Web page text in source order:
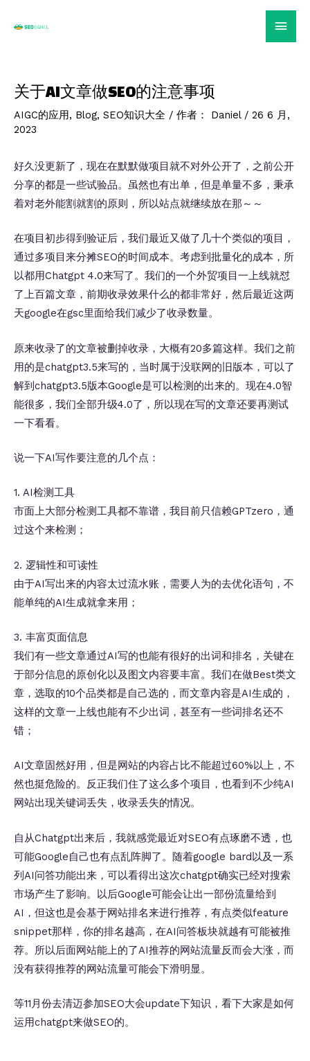
主
关于AI文章做SEO的注意事项
AIGC的应用, Blog, SEO知识大全 / 作者： Daniel / 26 6 月,
2023
好久没更新了，现在在默默做项目就不对外公开了，之前公开
分享的都是一些试验品。虽然也有出单，但是单量不多，秉承
着对老外能割就割的原则，所以站点就继续放在那～～
在项目初步得到验证后，我们最近又做了几十个类似的项目，
通过多项目来分摊SEO的时间成本。考虑到批量化的成本，所
以都用Chatgpt 4.0来写了。我们的一个外贸项目一上线就怼
了上百篇文章，前期收录效果什么的都非常好，然后最近这两
天google在gsc里面给我们减少了收录数量。
原来收录了的文章被删掉收录，大概有20多篇这样。我们之前
用的是chatgpt3.5来写的，当时属于没联网的旧版本，可以了
解到chatgpt3.5版本Google是可以检测的出来的。现在4.0智
能很多，我们全部升级4.0了，所以现在写的文章还要再测试
一下看看。
说一下AI写作要注意的几个点：
1. AI检测工具
市面上大部分检测工具都不靠谱，我目前只信赖GPTzero，通
过这个来检测；
2. 逻辑性和可读性
由于AI写出来的内容太过流水账，需要人为的去优化语句，不
能单纯的AI生成就拿来用；
3. 丰富页面信息
我们有一些文章通过AI写的也能有很好的出词和排名，关键在
于部分信息的原创化以及图文内容要丰富。我们在做Best类文
章，选取的10个品类都是自己选的，而文章内容是AI生成的，
这样的文章一上线也能有不少出词，甚至有一些词排名还不
错；
AI文章固然好用，但是网站的内容占比不能超过60%以上，不
然也挺危险的。反正我们住了这么多个项目，也看到不少纯AI
网站出现关键词丢失，收录丢失的情况。
自从Chatgpt出来后，我就感觉最近对SEO有点琢磨不透，也
可能Google自己也有点乱阵脚了。随着google bard以及一系
列AI问答功能出来，可以看得出这次chatgpt确实已经对搜索
市场产生了影响。以后Google可能会让出一部份流量给到
AI，但这也是会基于网站排名来进行推荐，有点类似feature
snippet那样，你的排名越高，在AI问答板块就越有可能被推
荐。所以后面网站能上的了AI推荐的网站流量反而会大涨，而
没有获得推荐的网站流量可能会下滑明显。
等11月份去清迈参加SEO大会update下知识，看下大家是如何
运用chatgpt来做SEO的。